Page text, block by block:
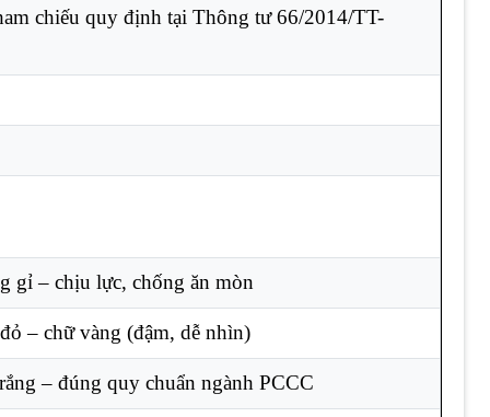
chiếu quy định tại Thông tư 66/2014/TT-
gỉ – chịu lực, chống ăn mòn
– chữ vàng (đậm, dễ nhìn)
– đúng quy chuẩn ngành PCCC